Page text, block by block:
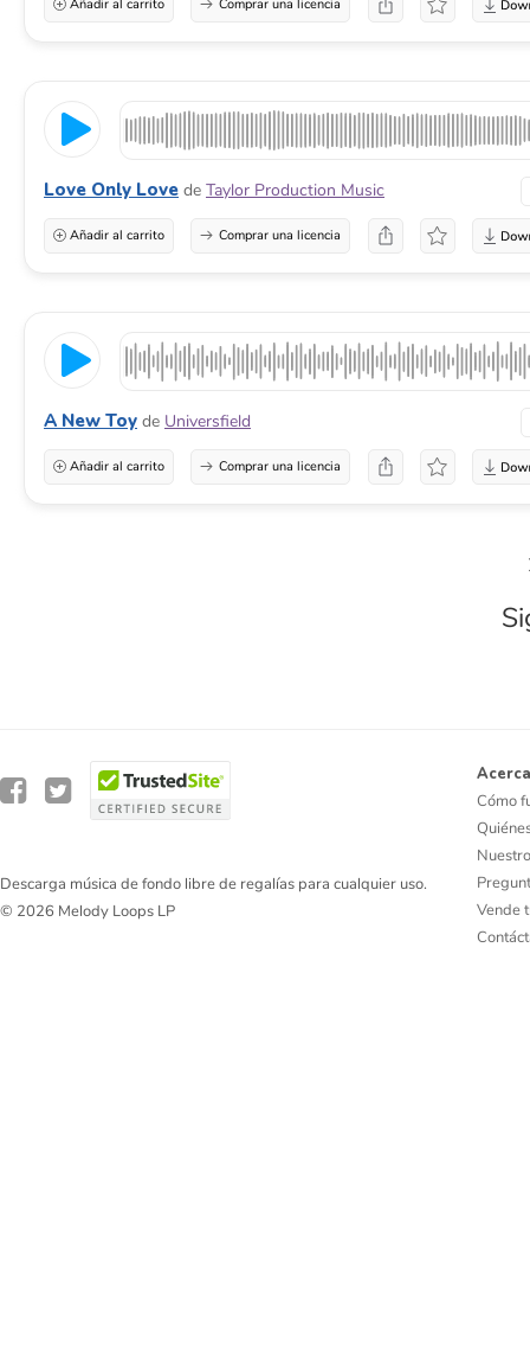
Añadir al carrito Comprar una licencia
Love Only Love de Taylor Production Music
Añadir al carrito Comprar una licencia
A New Toy de Universfield
Añadir al carrito Comprar una licencia
Descarga música de fondo libre de regalías para cualquier uso.
© 2026 Melody Loops LP
Cómo
Vende